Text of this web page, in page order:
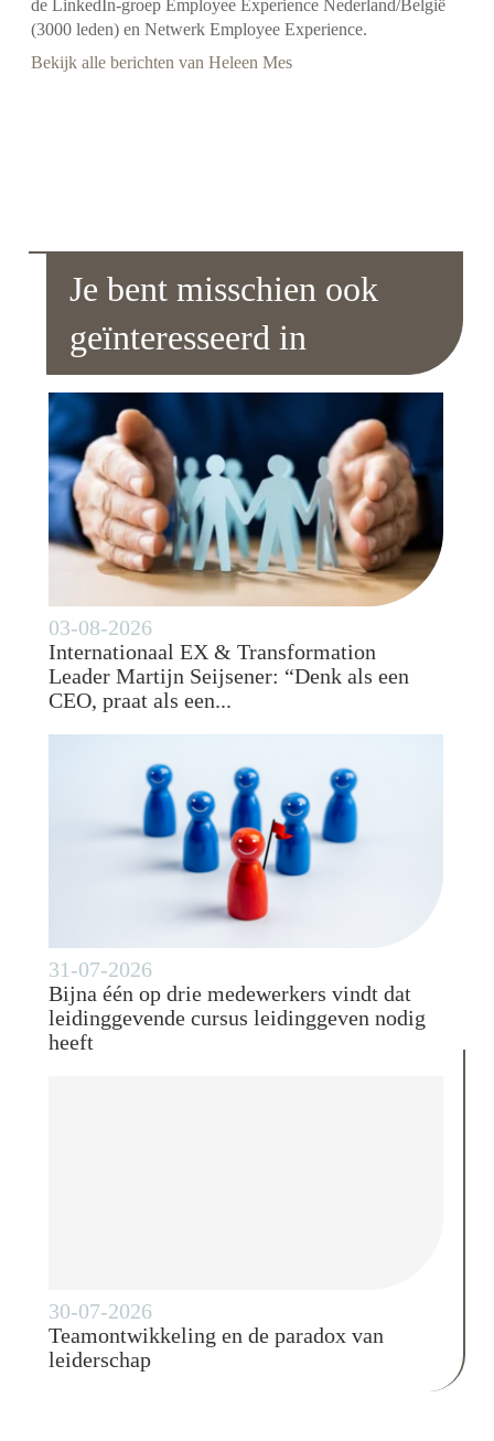
de LinkedIn-groep Employee Experience Nederland/België
(3000 leden) en Netwerk Employee Experience.
Bekijk alle berichten van Heleen Mes
Je bent misschien ook
geïnteresseerd in
03-08-2026
Internationaal EX & Transformation
Leader Martijn Seijsener: “Denk als een
CEO, praat als een...
31-07-2026
Bijna één op drie medewerkers vindt dat
leidinggevende cursus leidinggeven nodig
heeft
30-07-2026
Teamontwikkeling en de paradox van
leiderschap